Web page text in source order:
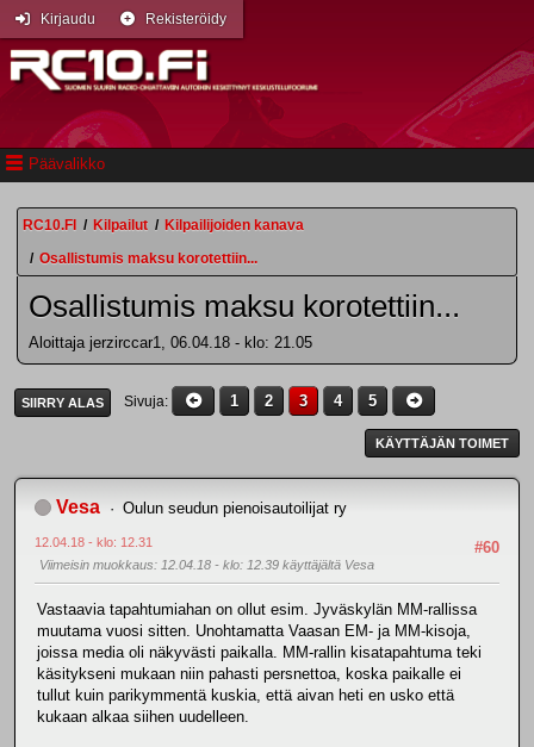
Päävalikko
Kirjaudu Rekisteröidy
RC10.FI / Kilpailut / Kilpailijoiden kanava
/ Osallistumis maksu korotettiin...
Osallistumis maksu korotettiin...
Aloittaja jerzirccar1, 06.04.18 - klo: 21.05
SIIRRY ALAS Sivuja 1 2 3 4 5
KÄYTTÄJÄN TOIMET
Vesa Oulun seudun pienoisautoilijat ry
#60
12.04.18 - klo: 12.31
Viimeisin muokkaus: 12.04.18 - klo: 12.39 käyttäjältä Vesa
Vastaavia tapahtumiahan on ollut esim. Jyväskylän MM-rallissa
muutama vuosi sitten. Unohtamatta Vaasan EM- ja MM-kisoja,
joissa media oli näkyvästi paikalla. MM-rallin kisatapahtuma teki
käsitykseni mukaan niin pahasti persnettoa, koska paikalle ei
tullut kuin parikymmentä kuskia, että aivan heti en usko että
kukaan alkaa siihen uudelleen.